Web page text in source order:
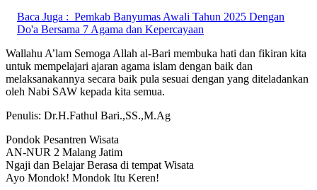
Baca Juga : Pemkab Banyumas Awali Tahun 2025 Dengan
Do'a Bersama 7 Agama dan Kepercayaan
Wallahu A’lam Semoga Allah al-Bari membuka hati dan fikiran kita
untuk mempelajari ajaran agama islam dengan baik dan
melaksanakannya secara baik pula sesuai dengan yang diteladankan
oleh Nabi SAW kepada kita semua.
Penulis: Dr.H.Fathul Bari.,SS.,M.Ag
Pondok Pesantren Wisata
AN-NUR 2 Malang Jatim
Ngaji dan Belajar Berasa di tempat Wisata
Ayo Mondok! Mondok Itu Keren!